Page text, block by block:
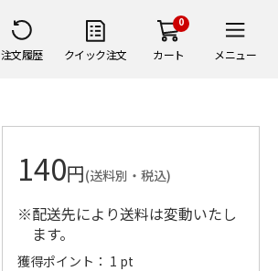
注文履歴 クイック注文
0
カート メニュー
140円(送料別・税込)
※配送先により送料は変動いたし
ます。
獲得ポイント： 1 pt